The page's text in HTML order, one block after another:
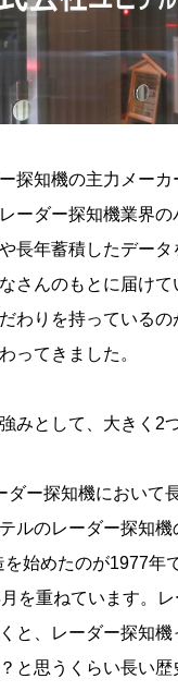
探知機の主力メー
ーダー探知機業界の
長年蓄積したデータ
さんのもとに届けて
わりを持っている
ってきました。
みとして、大きく2
ダー探知機において
ルのレーダー探知
始めたのが1977年
を重ねています。
と、レーダー探知機
と思うくらい長い歴